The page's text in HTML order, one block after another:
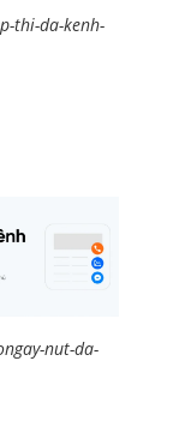
thi-da-kenh-
nut-da-